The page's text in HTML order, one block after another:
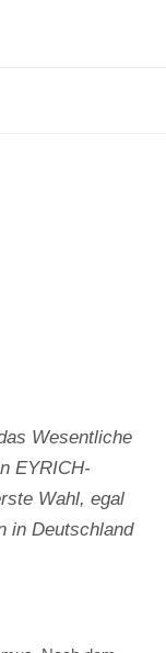
Wesentliche
EYRICH-
Wahl, egal
in Deutschland